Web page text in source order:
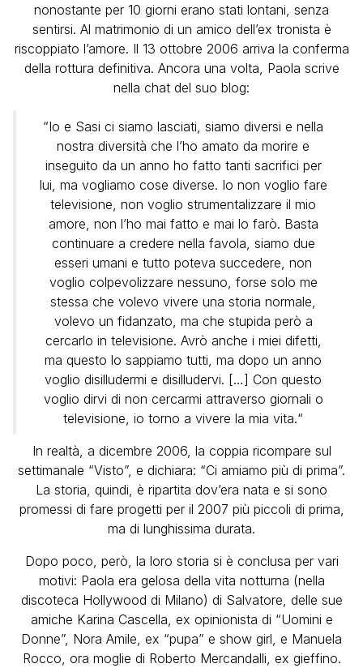
nonostante per 10 giorni erano stati lontani, senza
sentirsi. Al matrimonio di un amico dell’ex tronista è
riscoppiato l’amore. Il 13 ottobre 2006 arriva la conferma
della rottura definitiva. Ancora una volta, Paola scrive
nella chat del suo blog:
“Io e Sasi ci siamo lasciati, siamo diversi e nella
nostra diversità che l’ho amato da morire e
inseguito da un anno ho fatto tanti sacrifici per
lui, ma vogliamo cose diverse. Io non voglio fare
televisione, non voglio strumentalizzare il mio
amore, non l’ho mai fatto e mai lo farò. Basta
continuare a credere nella favola, siamo due
esseri umani e tutto poteva succedere, non
voglio colpevolizzare nessuno, forse solo me
stessa che volevo vivere una storia normale,
volevo un fidanzato, ma che stupida però a
cercarlo in televisione. Avrò anche i miei difetti,
ma questo lo sappiamo tutti, ma dopo un anno
voglio disilludermi e disilludervi. […] Con questo
voglio dirvi di non cercarmi attraverso giornali o
televisione, io torno a vivere la mia vita.“
In realtà, a dicembre 2006, la coppia ricompare sul
settimanale “Visto”, e dichiara: “Ci amiamo più di prima”.
La storia, quindi, è ripartita dov’era nata e si sono
promessi di fare progetti per il 2007 più piccoli di prima,
ma di lunghissima durata.
Dopo poco, però, la loro storia si è conclusa per vari
motivi: Paola era gelosa della vita notturna (nella
discoteca Hollywood di Milano) di Salvatore, delle sue
amiche Karina Cascella, ex opinionista di “Uomini e
Donne”, Nora Amile, ex “pupa” e show girl, e Manuela
Rocco, ora moglie di Roberto Mercandalli, ex gieffino.